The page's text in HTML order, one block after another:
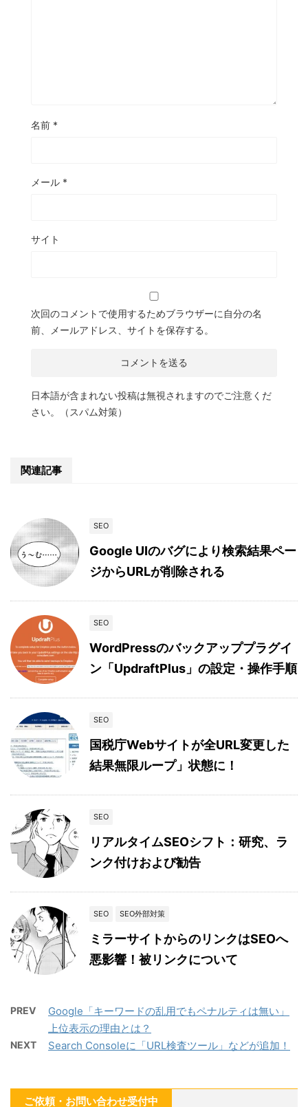
名前 *
メール *
サイト
次回のコメントで使用するためブラウザーに自分の名
前、メールアドレス、サイトを保存する。
日本語が含まれない投稿は無視されますのでご注意くだ
さい。（スパム対策）
関連記事
SEO
Google UIのバグにより検索結果ペー
ジからURLが削除される
SEO
WordPressのバックアッププラグイ
ン「UpdraftPlus」の設定・操作手順
SEO
国税庁Webサイトが全URL変更した
結果無限ループ」状態に！
SEO
リアルタイムSEOシフト：研究、ラ
ンク付けおよび勧告
SEO SEO外部対策
ミラーサイトからのリンクはSEOへ
悪影響！被リンクについて
PREV
Google「キーワードの乱用でもペナルティは無い」
上位表示の理由とは？
NEXT Search Consoleに「URL検査ツール」などが追加！
ご依頼・お問い合わせ受付中